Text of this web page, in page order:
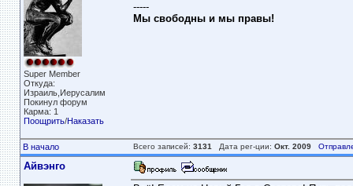
Super Member
Откуда:
Израиль,Иерусалим
Покинул форум
Карма: 1
Поощрить/Наказать
-----
Мы свободны и мы правы!
В начало Всего записей: 3131 Дата рег-ции: Окт. 2009
Айвэнго